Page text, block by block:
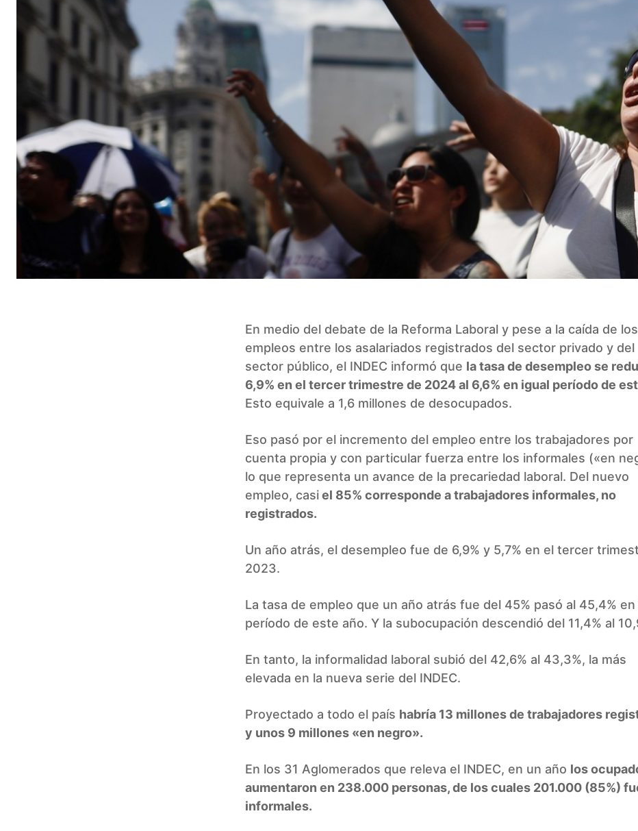
En medio del debate de la Reforma Laboral y pese a la caída de los
empleos entre los asalariados registrados del sector privado y del
sector público, el INDEC informó que la tasa de desempleo se
6,9% en el tercer trimestre de 2024 al 6,6% en igual período de
Esto equivale a 1,6 millones de desocupados.
Eso pasó por el incremento del empleo entre los trabajadores por
cuenta propia y con particular fuerza entre los informales («en
lo que representa un avance de la precariedad laboral. Del nuevo
empleo, casiel 85% corresponde a trabajadores informales, no
registrados.
Un año atrás, el desempleo fue de 6,9% y 5,7% en el tercer
2023.
La tasa de empleo que un año atrás fue del 45% pasó al 45,4% en
período de este año. Y la subocupación descendió del 11,4% al
En tanto, la informalidad laboral subió del 42,6% al 43,3%, la más
elevada en la nueva serie del INDEC.
Proyectado a todo el país habría 13 millones de trabajadores
y unos 9 millones «en negro».
En los 31 Aglomerados que releva el INDEC, en un año los
aumentaron en 238.000 personas, de los cuales 201.000 (85%)
informales.